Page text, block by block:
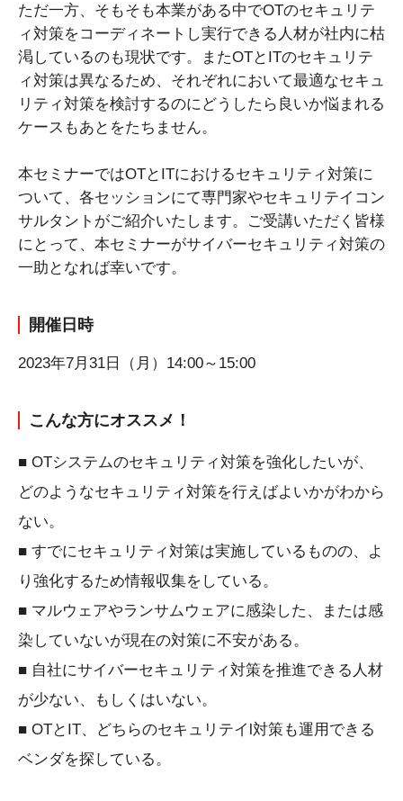
ただ一方、そもそも本業がある中でOTのセキュリテ
ィ対策をコーディネートし実行できる人材が社内に枯
渇しているのも現状です。またOTとITのセキュリテ
ィ対策は異なるため、それぞれにおいて最適なセキュ
リティ対策を検討するのにどうしたら良いか悩まれる
ケースもあとをたちません。
本セミナーではOTとITにおけるセキュリティ対策に
ついて、各セッションにて専門家やセキュリテイコン
サルタントがご紹介いたします。ご受講いただく皆様
にとって、本セミナーがサイバーセキュリティ対策の
一助となれば幸いです。
開催日時
2023年7月31日（月）14:00～15:00
こんな方にオススメ！
■ OTシステムのセキュリティ対策を強化したいが、
どのようなセキュリティ対策を行えばよいかがわから
ない。
■ すでにセキュリティ対策は実施しているものの、よ
り強化するため情報収集をしている。
■ マルウェアやランサムウェアに感染した、または感
染していないが現在の対策に不安がある。
■ 自社にサイバーセキュリティ対策を推進できる人材
が少ない、もしくはいない。
■ OTとIT、どちらのセキュリテイl対策も運用できる
ベンダを探している。